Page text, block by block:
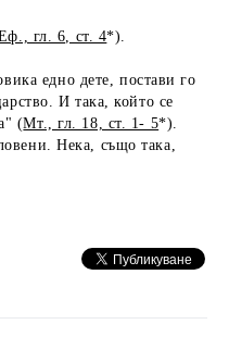
гл. 6, ст. 4*).
едно дете, постави го
И така, който се
(Мт., гл. 18, ст. 1- 5*).
Нека, също така,